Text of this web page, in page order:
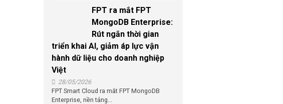
FPT ra mắt FPT
MongoDB Enterprise:
Rút ngắn thời gian
triển khai AI, giảm áp lực vận
hành dữ liệu cho doanh nghiệp
Việt
28/05/2026
FPT Smart Cloud ra mắt FPT MongoDB
Enterprise, nền tảng...